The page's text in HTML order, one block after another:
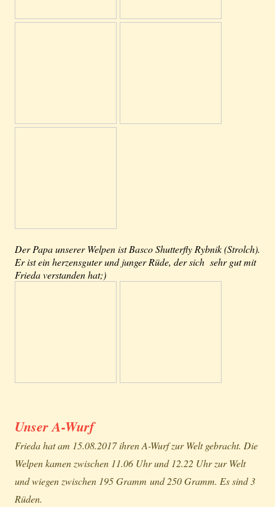
Der Papa unserer Welpen ist Basco Shutterfly Rybnik (Strolch).
Er ist ein herzensguter und junger Rüde, der sich sehr gut mit
Frieda verstanden hat;)
Unser A-Wurf
Frieda hat am 15.08.2017 ihren A-Wurf zur Welt gebracht. Die
Welpen kamen zwischen 11.06 Uhr und 12.22 Uhr zur Welt
und wiegen zwischen 195 Gramm und 250 Gramm. Es sind 3
Rüden.